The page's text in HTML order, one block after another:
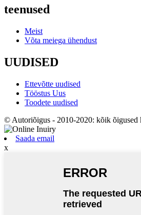
teenused
Meist
Võta meiega ühendust
UUDISED
Ettevõtte uudised
Tööstus Uus
Toodete uudised
© Autoriõigus - 2010-2020: kõik õigused
Saada email
x